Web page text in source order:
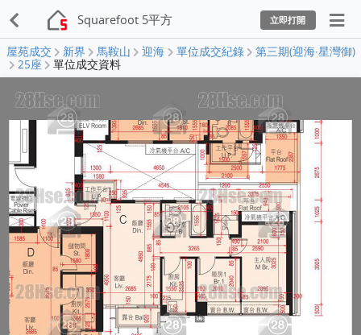
Squarefoot 5平方 立即打開
屋苑成交 新界 馬鞍山 迎海 單位成交紀錄
第三期(迎海‧星灣御)
25座
單位成交資料